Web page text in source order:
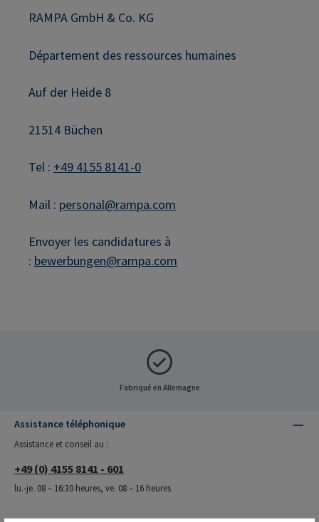
RAMPA GmbH & Co. KG
Département des ressources humaines
Auf der Heide 8
21514 Büchen
Tel : +49 4155 8141-0
Mail : personal@rampa.com
Envoyer les candidatures à
: bewerbungen@rampa.com
Fabriqué en Allemagne
Assistance téléphonique
Assistance et conseil au :
+49 (0) 4155 8141 - 601
lu.-je. 08 – 16:30 heures, ve. 08 – 16 heures